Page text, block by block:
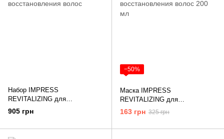
Набор IMPRESS
REVITALIZING для
восстановления волос
905 грн
−50%
Маска IMPRESS
REVITALIZING для
восстановления волос 200 мл
163 грн 325 грн